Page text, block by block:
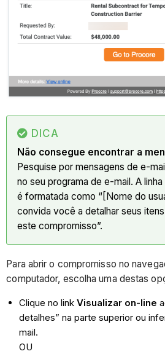
DICA
Não consegue encontrar a
Pesquise por mensagens de e-
no seu programa de e-mail. A
é formatada como “[Nome do
convida você a detalhar seus
este compromisso”.
Para abrir o compromisso no
computador, escolha uma destas
Clique no linkVisualizar on-line
detalhes” na parte superior ou
mail.
OU